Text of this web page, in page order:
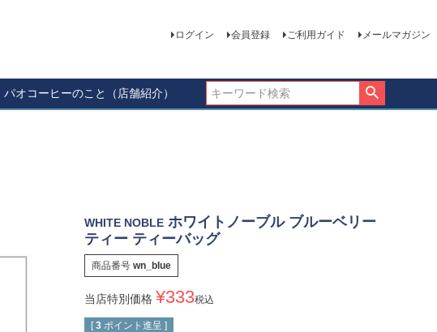
ログイン 会員登録 ご利用ガイド メールマガジン
オコーヒーのこと（店舗紹介）
WHITE NOBLE ホワイトノーブル ブルーベリー
ティー ティーバッグ
商品番号 wn_blue
当店特別価格 ¥333税込
[ 3 ポイント進呈 ]